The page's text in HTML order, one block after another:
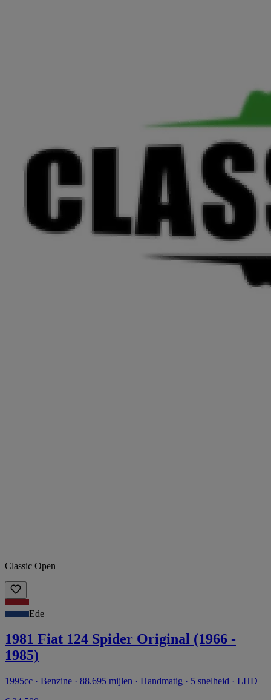
Classic Open
Ede
1981 Fiat 124 Spider Original (1966 -
1985)
1995cc · Benzine · 88.695 mijlen · Handmatig · 5 snelheid · LHD